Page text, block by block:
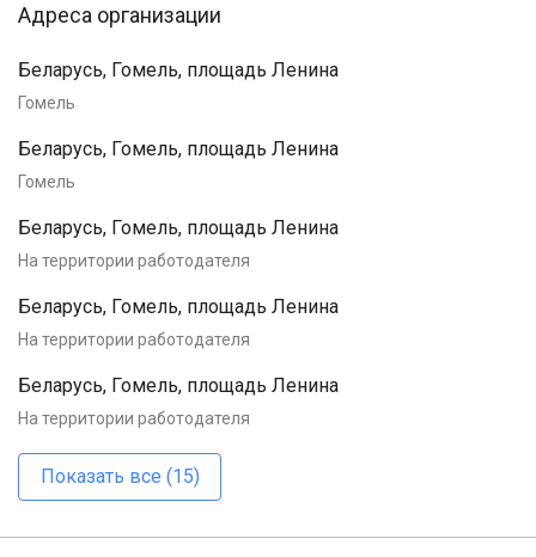
Адреса организации
Беларусь, Гомель, площадь Ленина
Гомель
Беларусь, Гомель, площадь Ленина
Гомель
Беларусь, Гомель, площадь Ленина
На территории работодателя
Беларусь, Гомель, площадь Ленина
На территории работодателя
Беларусь, Гомель, площадь Ленина
На территории работодателя
Показать все (15)